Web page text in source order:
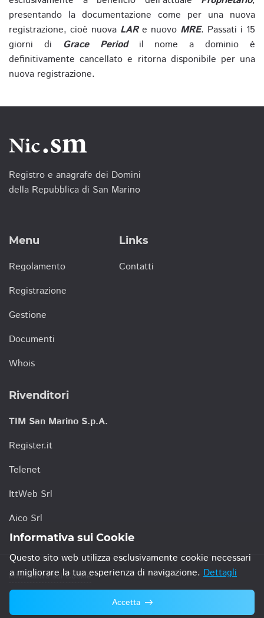
presentando la documentazione come per una nuova
registrazione, cioè nuova LARe nuovo MRE. Passati i 15
giorni di Grace Periodil nome a dominio è
definitivamente cancellato e ritorna disponibile per una
nuova registrazione.
Registro e anagrafe dei Domini
della Repubblica di San Marino
Menu
Regolamento
Registrazione
Gestione
Documenti
Whois
Links
Contatti
Rivenditori
TIM San Marino S.p.A.
Register.it
Telenet
IttWeb Srl
Aico Srl
Informativa sui Cookie
© 2021 TIM San Marino S.p.A.
Informativa sui Cookie
Questo sito web utilizza esclusivamente cookie necessari
a migliorare la tua esperienza di navigazione. Dettagli
Accetta